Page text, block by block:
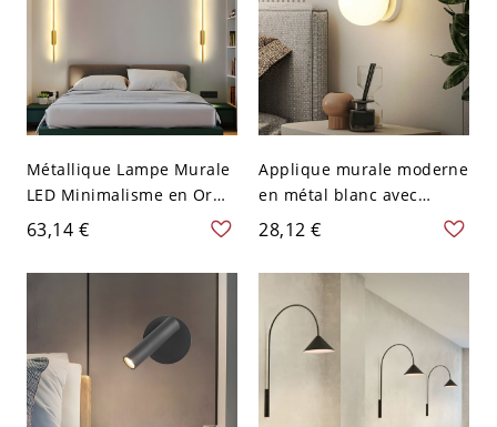
Métallique Lampe Murale
LED Minimalisme en Or
Linéaire Applique Murale
pour Chambre
63,14 €
Applique murale moderne
en métal blanc avec
lumière bi-pin et abat-
jour en plastique blanc
28,12 €